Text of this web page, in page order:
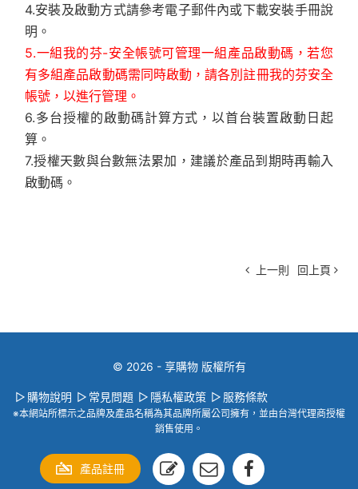
4.安裝及啟動方式請參考電子郵件內或下載安裝手冊說
明。
5.一組我的芬-安全帳號可管理一組產品啟動碼，若您
有多組產品啟動碼需同時啟動，請各別註冊我的芬安全
帳號，以進行管理。
6.多台授權的啟動碼計算方式，以首台裝置啟動日起
算。
7.授權天數與台數無法累加，建議於產品到期時再輸入
啟動碼。
上一則 回上頁
© 2026 - 享購物 版權所有
購物說明 常見問題 隱私權政策 服務條款
※本網站所標示之品牌及產品名稱為其品牌所屬公司擁有，並由台灣代理商授權
銷售使用。
產品註冊